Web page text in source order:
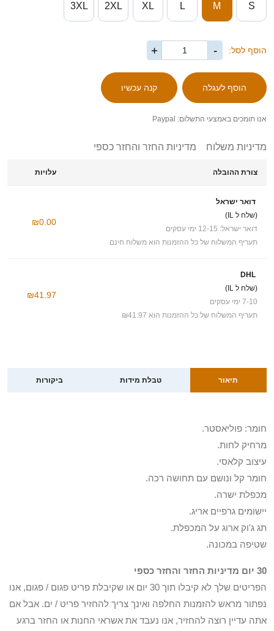
S
M
L
XL
2XL
3XL
הוסף לסל: -
+
אנו תומכים באמצעי התשלום: Paypal
מדיניות משלוח מדיניות החזר והחזר כספי
צורת ההובלה עלויות
דואר ישראל
(שלח ל IL)
דואר ישראל: 12-15 ימי עסקים
תעריף המשלוח של כל ההזמנות הוא משלוח חינם
₪0.00
DHL
(שלח ל IL)
7-10 ימי עסקים
תעריף המשלוח של כל ההזמנות הוא ₪41.97
₪41.97
תיאור טבלת מידות ביקורות
חומר: פוליאסטר.
מרחיק לחות.
עיצוב קלאסי.
חומר קל ונושם עם תחושה רכה.
מכפלת ישרה.
יישומים גרפיים אריג.
תג ג'וק ארוג על המכפלת.
שטיפה במכונה.
30 יום מדיניות החזר והחזר כספי
הפריטים שלך לא קיבלו תוך 30 יום או שקיבלת פריט פגום / פגום, אנו
נפתור מראש להזמנות החלפה ואינך צריך להחזיר פריט / ים. אבל אם
אתה עדיין רוצה להחזיר, אנו נעבד את אשראי החנות או החזר ברגע